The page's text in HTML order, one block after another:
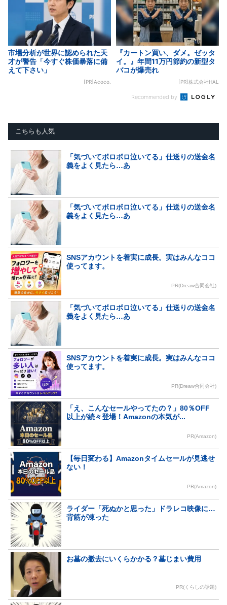
市場分析が世界に認められた天
才が警告「今すぐ株価暴落に備
えて下さい」
[PR]Acoco.
『カートン買い、ダメ。ゼッタ
イ。』年間11万円節約の新型タ
バコが爆売れ
[PR]株式会社HAL
Recommended by
こちらも人気
「気づいてボロボロ泣いてる」仕送りの送金名
義をよく見たら…あ
「気づいてボロボロ泣いてる」仕送りの送金名
義をよく見たら…あ
SNSアカウントを着実に成長。実はみんなココ
使ってます。
PR(Dreaw合同会社)
「気づいてボロボロ泣いてる」仕送りの送金名
義をよく見たら…あ
SNSアカウントを着実に成長。実はみんなココ
使ってます。
PR(Dreaw合同会社)
「え、こんなセールやってたの？」80％OFF
以上が続々登場！Amazonの本気が...
PR(Amazon)
【毎日変わる】Amazonタイムセールが見逃せ
ない！
PR(Amazon)
ライダー「死ぬかと思った」ドラレコ映像に…
背筋が凍った
お墓の撤去にいくらかかる？墓じまい費用
PR(くらしの話題)